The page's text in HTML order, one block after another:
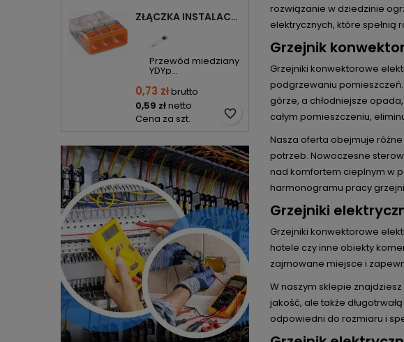
ZŁĄCZKA INSTALACYJNA 3X COMPACT POMARAŃCZOWA 2273-203 WAGO
Przewód miedziany
YDYp...
0,73 złbrutto
0,59 złnetto
Cena za szt.
favorite_border
rozwiązanie w dziedzinie
elektrycznych, które
Grzejnik
Grzejniki konwektorowe
podgrzewaniu pomieszczeń.
górze, a chłodniejsze
całym pomieszczeniu,
Nasza oferta obejmuje
potrzeb. Nowoczesne
nad komfortem cieplnym w
harmonogramu pracy
Grzejniki
Grzejniki konwektorowe
hotele czy inne obiekty
zajmowane miejsce i
W naszym sklepie
jakość, ale także
odpowiedni do rozmiaru i